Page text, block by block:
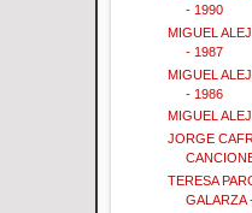
- 1990
MIGUEL
- 1987
MIGUEL
- 1986
MIGUEL
JORGE
TERESA
GALARZA